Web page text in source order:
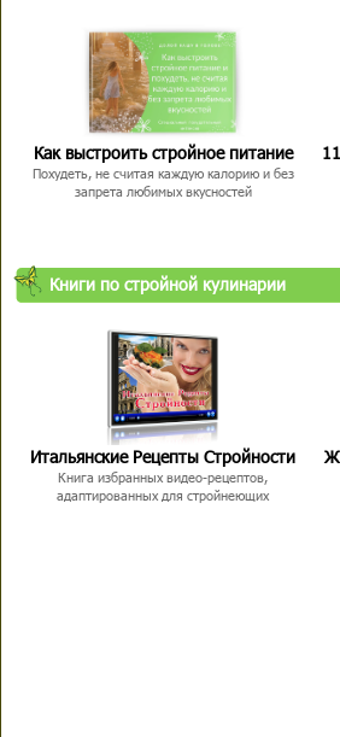
Как выстроить стройное питание
Похудеть, не считая каждую калорию и без
запрета любимых вкусностей
Книги по стройной кулинарии
Итальянские Рецепты Стройности
Книга избранных видео-рецептов,
адаптированных для стройнеющих